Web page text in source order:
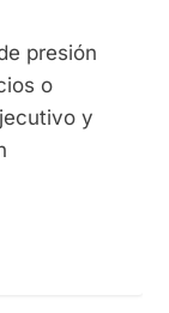
presión
o
y